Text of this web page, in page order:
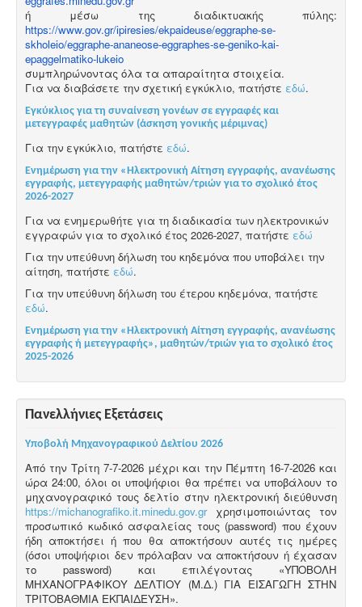
ή μέσω της διαδικτυακής πύλης:
https://www.gov.gr/ipiresies/ekpaideuse/eggraphe-se-
skholeio/eggraphe-ananeose-eggraphes-se-geniko-kai-
epaggelmatiko-lukeio
συμπληρώνοντας όλα τα απαραίτητα στοιχεία.
Για να διαβάσετε την σχετική εγκύκλιο, πατήστε εδώ.
Εγκύκλιος για τη συναίνεση γονέων σε εγγραφές και
μετεγγραφές μαθητών (άσκηση γονικής μέριμνας)
Για την εγκύκλιο, πατήστε εδώ.
Ενημέρωση για την «Ηλεκτρονική Αίτηση εγγραφής, ανανέωσης
εγγραφής, μετεγγραφής μαθητών/τριών για το σχολικό έτος
2026-2027
Για να ενημερωθήτε για τη διαδικασία των ηλεκτρονικών
εγγραφών για το σχολικό έτος 2026-2027, πατήστε εδώ
Για την υπεύθυνη δήλωση του κηδεμόνα που υποβάλει την
αίτηση, πατήστε εδώ.
Για την υπεύθυνη δήλωση του έτερου κηδεμόνα, πατήστε
εδώ.
Ενημέρωση για την «Ηλεκτρονική Αίτηση εγγραφής, ανανέωσης
εγγραφής ή μετεγγραφής», μαθητών/τριών για το σχολικό έτος
2025-2026
Πανελλήνιες Εξετάσεις
Υποβολή Μηχανογραφικού Δελτίου 2026
Από την Τρίτη 7-7-2026 μέχρι και την Πέμπτη 16-7-2026 και
ώρα 24:00, όλοι οι υποψήφιοι θα πρέπει να υποβάλουν το
μηχανογραφικό τους δελτίο στην ηλεκτρονική διεύθυνση
https://michanografiko.it.minedu.gov.grχρησιμοποιώντας τον
προσωπικό κωδικό ασφαλείας τους (password) που έχουν
ήδη αποκτήσει ή που θα αποκτήσουν αυτές τις ημέρες
(όσοι υποψήφιοι δεν πρόλαβαν να αποκτήσουν ή έχασαν
το password) και επιλέγοντας «ΥΠΟΒΟΛΗ
ΜΗΧΑΝΟΓΡΑΦΙΚΟΥ ΔΕΛΤΙΟΥ (Μ.Δ.) ΓΙΑ ΕΙΣΑΓΩΓΗ ΣΤΗΝ
ΤΡΙΤΟΒΑΘΜΙΑ ΕΚΠΑΙΔΕΥΣΗ».